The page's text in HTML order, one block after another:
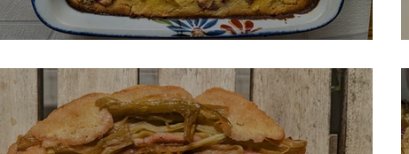
Gâteau suisse à la rhubarbe (avec polenta)